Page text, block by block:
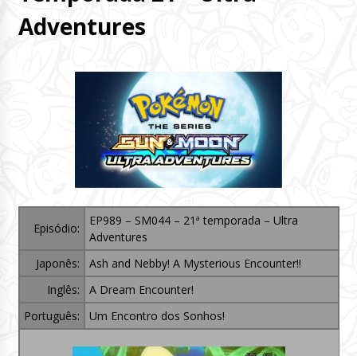
Adventures
Episódio:
EP989 – SM044 – 21ª temporada – Ultra
Adventures
Japonês:
Ash and Nebby! A Mysterious Encounter!!
Inglês:
A Dream Encounter!
Português:
Um Encontro dos Sonhos!